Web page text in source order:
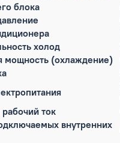
блока
холод
мощность (охлаждение)
ток
внутренних